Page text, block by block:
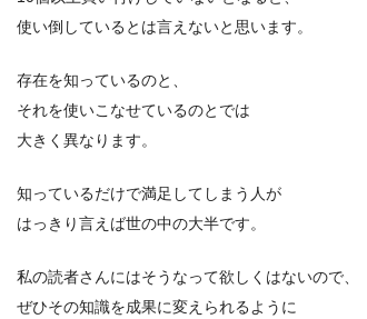
使い倒しているとは言えないと思います。
存在を知っているのと、
それを使いこなせているのとでは
大きく異なります。
知っているだけで満足してしまう人が
はっきり言えば世の中の大半です。
私の読者さんにはそうなって欲しくはないので、
ぜひその知識を成果に変えられるように